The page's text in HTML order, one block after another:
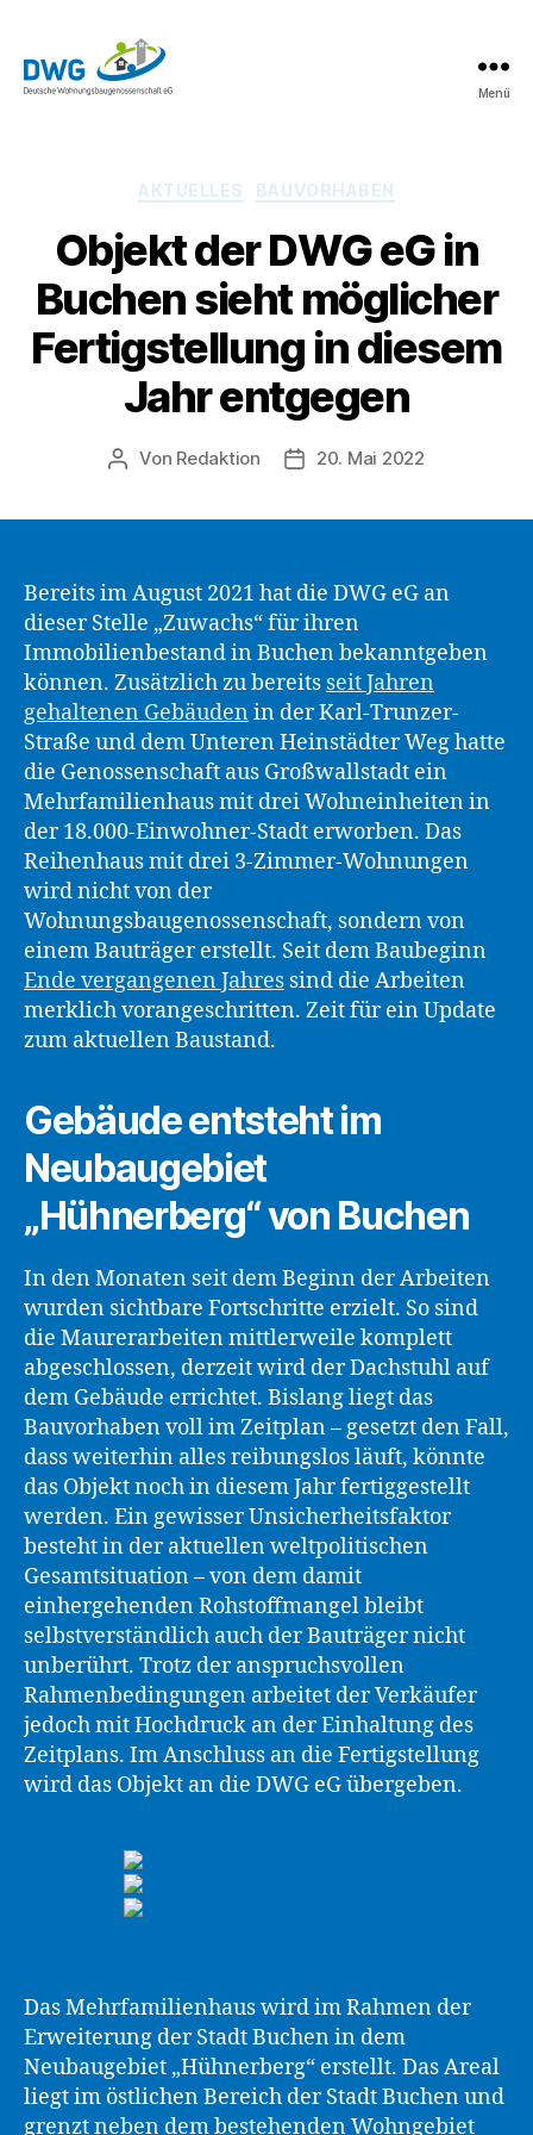
Menü
Kategorien
AKTUELLES BAUVORHABEN
Objekt der DWG eG in
Buchen sieht möglicher
Fertigstellung in diesem
Jahr entgegen
Beitragsautor
Von Redaktion Beitragsdatum
20. Mai 2022
Bereits im August 2021 hat die DWG eG an
dieser Stelle „Zuwachs“ für ihren
Immobilienbestand in Buchen bekanntgeben
können. Zusätzlich zu bereits seit Jahren
gehaltenen Gebäuden in der Karl-Trunzer-
Straße und dem Unteren Heinstädter Weg hatte
die Genossenschaft aus Großwallstadt ein
Mehrfamilienhaus mit drei Wohneinheiten in
der 18.000-Einwohner-Stadt erworben. Das
Reihenhaus mit drei 3-Zimmer-Wohnungen
wird nicht von der
Wohnungsbaugenossenschaft, sondern von
einem Bauträger erstellt. Seit dem Baubeginn
Ende vergangenen Jahres sind die Arbeiten
merklich vorangeschritten. Zeit für ein Update
zum aktuellen Baustand.
Gebäude entsteht im
Neubaugebiet
„Hühnerberg“ von Buchen
In den Monaten seit dem Beginn der Arbeiten
wurden sichtbare Fortschritte erzielt. So sind
die Maurerarbeiten mittlerweile komplett
abgeschlossen, derzeit wird der Dachstuhl auf
dem Gebäude errichtet. Bislang liegt das
Bauvorhaben voll im Zeitplan – gesetzt den Fall,
dass weiterhin alles reibungslos läuft, könnte
das Objekt noch in diesem Jahr fertiggestellt
werden. Ein gewisser Unsicherheitsfaktor
besteht in der aktuellen weltpolitischen
Gesamtsituation – von dem damit
einhergehenden Rohstoffmangel bleibt
selbstverständlich auch der Bauträger nicht
unberührt. Trotz der anspruchsvollen
Rahmenbedingungen arbeitet der Verkäufer
jedoch mit Hochdruck an der Einhaltung des
Zeitplans. Im Anschluss an die Fertigstellung
wird das Objekt an die DWG eG übergeben.
Das Mehrfamilienhaus wird im Rahmen der
Erweiterung der Stadt Buchen in dem
Neubaugebiet „Hühnerberg“ erstellt. Das Areal
liegt im östlichen Bereich der Stadt Buchen und
grenzt neben dem bestehenden Wohngebiet